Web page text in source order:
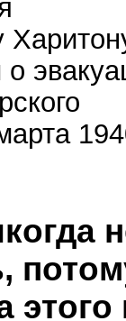
этого